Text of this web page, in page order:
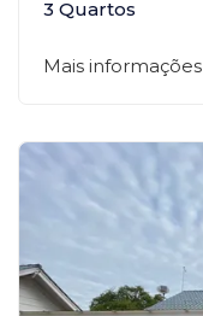
3 Quartos
Mais informações